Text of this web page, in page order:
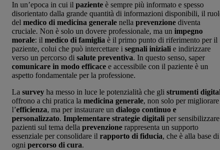
In un’epoca in cui il paziente è sempre più informato e spesso
disorientato dalla grande quantità di informazioni disponibili, il
del medico di medicina generale nella prevenzione diventa
cruciale. Non è solo un dovere professionale, ma un impegno
morale: il medico di famiglia è il primo punto di riferimento per il
paziente, colui che può intercettare i segnali iniziali e indirizzare
verso un percorso di salute preventiva. In questo senso, saper
comunicare in modo efficace e accessibile con il paziente è un
aspetto fondamentale per la professione.
La survey ha messo in luce le potenzialità che gli strumenti
offrono a chi pratica la medicina generale, non solo per migliorare
l’efficienza, ma per instaurare un dialogo continuo e
personalizzato. Implementare strategie digitali per
pazienti sul tema della prevenzione rappresenta un supporto
essenziale per consolidare il rapporto di fiducia, che è alla base di
ogni percorso di cura.